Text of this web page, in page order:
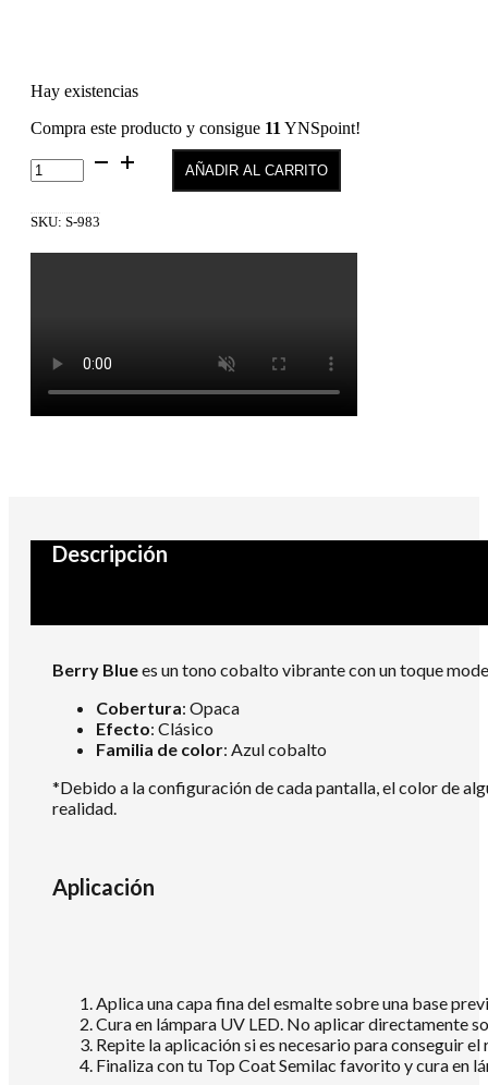
Hay existencias
Compra este producto y consigue 11 YNSpoint!
SEMILAC
983
Blue
ml
AÑADIR AL CARRITO
SKU: S-983
Descripción
Berry Bluees un tono cobalto vibrante con un toque
Cobertura: Opaca
Efecto: Clásico
Familia de color: Azul cobalto
*Debido a la configuración de cada pantalla, el color de
realidad.
Aplicación
Aplica una capa fina del esmalte sobre una base
Cura en lámpara UV LED. No aplicar directamente
Repite la aplicación si es necesario para conseguir el
Finaliza con tu Top Coat Semilac favorito y cura en